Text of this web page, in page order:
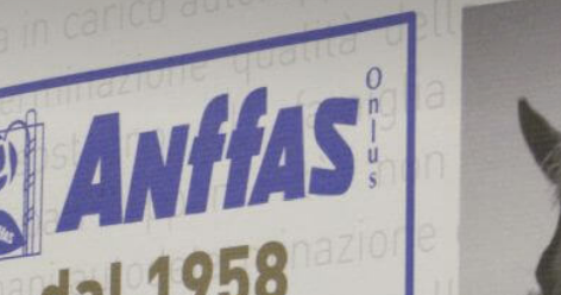
Pillole
Formazione
Avvisi, bandi
Welfare locale